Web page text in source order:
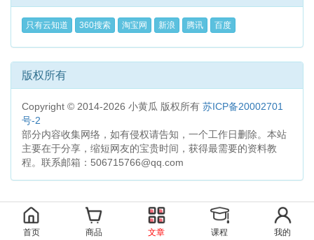
只有云知道 360搜索 淘宝网 新浪 腾讯 百度
版权所有
Copyright © 2014-2026 小黄瓜 版权所有 苏ICP备20002701
号-2
部分内容收集网络，如有侵权请告知，一个工作日删除。本站
主要在于分享，缩短网友的宝贵时间，获得最需要的资料教
程。联系邮箱：506715766@qq.com
首页 商品 文章 课程 我的